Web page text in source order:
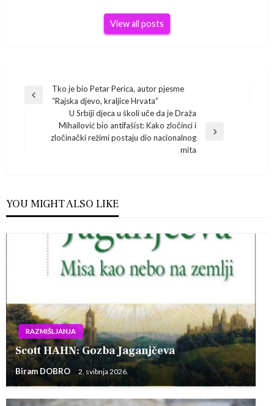
View all posts
Navigacija
objava
Previous
Tko je bio Petar Perica, autor pjesme
“Rajska djevo, kraljice Hrvata”
Next
U Srbiji djeca u školi uče da je Draža
Mihailović bio antifašist: Kako zločinci i
zločinački režimi postaju dio nacionalnog
mita
YOU MIGHT ALSO LIKE
RAZMIŠLJANJA
Scott HAHN: Gozba Jaganjčeva
Biram DOBRO 2. svibnja 2026.